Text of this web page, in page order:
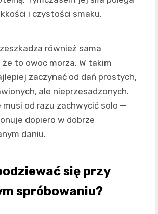
i czystości smaku.
również sama
to owoc morza. W takim
zaczynać od dań prostych,
ale nieprzesadzonych.
musi od razu zachwycić solo —
dopiero w dobrze
daniu.
się przy
spróbowaniu?